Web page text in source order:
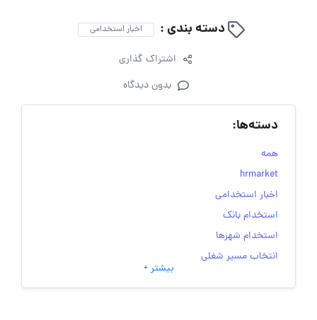
دسته بندی : اخبار استخدامی
اشتراک گذاری
بدون دیدگاه
دسته‌ها:
همه
hrmarket
اخبار استخدامی
استخدام بانک
استخدام شهرها
انتخاب مسیر شغلی
به‌روزرسانی‌های سایت (کارجویی)
بیشتر +